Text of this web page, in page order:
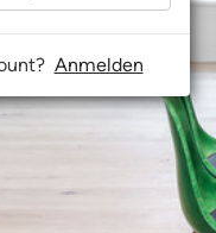
Anmelden